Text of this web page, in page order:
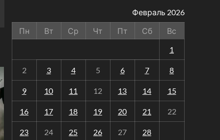
Февраль 2026
Пн
Вт Ср Чт Пт Сб
Вс
1
2 3 4 5 6 7 8
9 10 11 12 13 14 15
16 17 18 19 20 21 22
23 24 25 26 27 28